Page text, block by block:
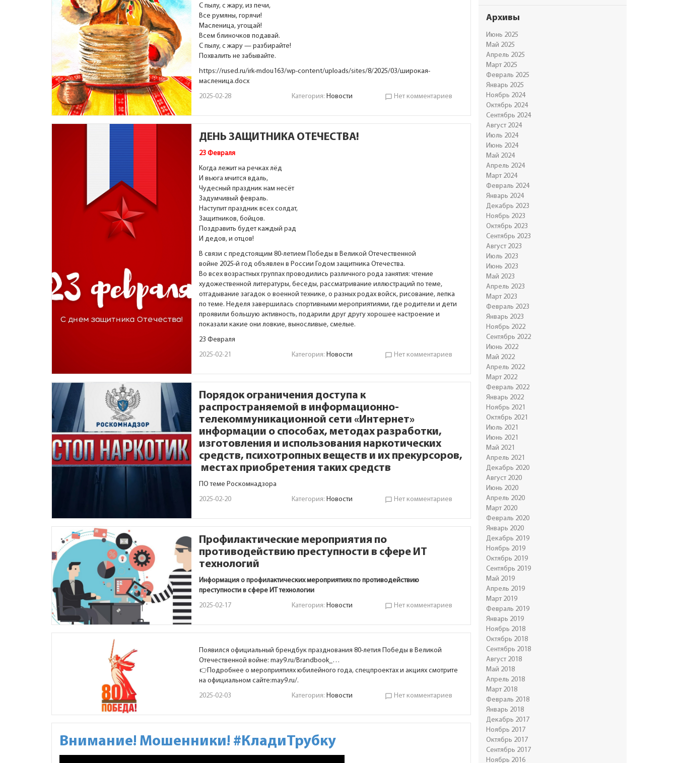
С пылу, с жару, из печи,
Все румяны, горячи!
Масленица, угощай!
Всем блиночков подавай.
С пылу, с жару — разбирайте!
Похвалить не забывайте.
https://rused.ru/irk-mdou163/wp-content/uploads/sites/8/2025/03/широкая-
масленица.docx
2025-02-28
Категория:Новости chat_bubble_outline Нет комментариев
ДЕНЬ ЗАЩИТНИКА ОТЕЧЕСТВА!
23 Февраля
Когда лежит на речках лёд
И вьюга мчится вдаль,
Чудесный праздник нам несёт
Задумчивый февраль.
Наступит праздник всех солдат,
Защитников, бойцов.
Поздравить будет каждый рад
И дедов, и отцов!
В связи с предстоящим 80-летием Победы в Великой Отечественной
войне 2025-й год объявлен в России Годом защитника Отечества.
Во всех возрастных группах проводились различного рода занятия: чтение
художественной литературы, беседы, рассматривание иллюстраций по теме,
отгадывание загадок о военной технике, о разных родах войск, рисование, лепка
по теме. Неделя завершилась спортивными мероприятиями, где родители и дети
проявили большую активность, подарили друг другу хорошее настроение и
показали какие они ловкие, выносливые, смелые.
23 Февраля
2025-02-21
Категория:Новости chat_bubble_outline Нет комментариев
Порядок ограничения доступа к
распространяемой в информационно-
телекоммуникационной сети «Интернет»
информации о способах, методах разработки,
изготовления и использования наркотических
средств, психотропных веществ и их прекурсоров,
местах приобретения таких средств
ПО теме Роскомнадзора
2025-02-20
Категория:Новости chat_bubble_outline Нет комментариев
Профилактические мероприятия по
противодействию преступности в сфере ИТ
технологий
Информация о профилактических мероприятиях по противодействию
преступности в сфере ИТ технологии
2025-02-17
Категория:Новости chat_bubble_outline Нет комментариев
Появился официальный брендбук празднования 80-летия Победы в Великой
Отечественной войне: may9.ru/Brandbook_ …
Подробнее о мероприятиях юбилейного года, спецпроектах и акциях смотрите
на официальном сайте:may9.ru/.
2025-02-03
Категория:Новости chat_bubble_outline Нет комментариев
Внимание! Мошенники! #КладиТрубку
Архивы
Июнь 2025
Май 2025
Апрель 2025
Март 2025
Февраль 2025
Январь 2025
Ноябрь 2024
Октябрь 2024
Сентябрь 2024
Август 2024
Июль 2024
Июнь 2024
Май 2024
Апрель 2024
Март 2024
Февраль 2024
Январь 2024
Декабрь 2023
Ноябрь 2023
Октябрь 2023
Сентябрь 2023
Август 2023
Июль 2023
Июнь 2023
Май 2023
Апрель 2023
Март 2023
Февраль 2023
Январь 2023
Ноябрь 2022
Сентябрь 2022
Июнь 2022
Май 2022
Апрель 2022
Март 2022
Февраль 2022
Январь 2022
Ноябрь 2021
Октябрь 2021
Июль 2021
Июнь 2021
Май 2021
Апрель 2021
Декабрь 2020
Август 2020
Июнь 2020
Апрель 2020
Март 2020
Февраль 2020
Январь 2020
Декабрь 2019
Ноябрь 2019
Октябрь 2019
Сентябрь 2019
Май 2019
Апрель 2019
Март 2019
Февраль 2019
Январь 2019
Ноябрь 2018
Октябрь 2018
Сентябрь 2018
Август 2018
Май 2018
Апрель 2018
Март 2018
Февраль 2018
Январь 2018
Декабрь 2017
Ноябрь 2017
Октябрь 2017
Сентябрь 2017
Ноябрь 2016